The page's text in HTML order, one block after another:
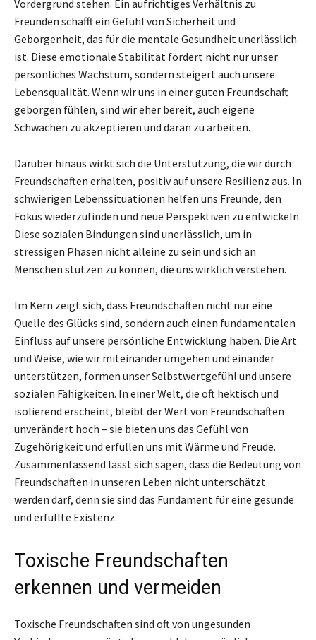
Vordergrund stehen. Ein aufrichtiges Verhältnis zu
Freunden schafft ein Gefühl von Sicherheit und
Geborgenheit, das für die mentale Gesundheit unerlässlich
ist. Diese emotionale Stabilität fördert nicht nur unser
persönliches Wachstum, sondern steigert auch unsere
Lebensqualität. Wenn wir uns in einer guten Freundschaft
geborgen fühlen, sind wir eher bereit, auch eigene
Schwächen zu akzeptieren und daran zu arbeiten.
Darüber hinaus wirkt sich die Unterstützung, die wir durch
Freundschaften erhalten, positiv auf unsere Resilienz aus. In
schwierigen Lebenssituationen helfen uns Freunde, den
Fokus wiederzufinden und neue Perspektiven zu entwickeln.
Diese sozialen Bindungen sind unerlässlich, um in
stressigen Phasen nicht alleine zu sein und sich an
Menschen stützen zu können, die uns wirklich verstehen.
Im Kern zeigt sich, dass Freundschaften nicht nur eine
Quelle des Glücks sind, sondern auch einen fundamentalen
Einfluss auf unsere persönliche Entwicklung haben. Die Art
und Weise, wie wir miteinander umgehen und einander
unterstützen, formen unser Selbstwertgefühl und unsere
sozialen Fähigkeiten. In einer Welt, die oft hektisch und
isolierend erscheint, bleibt der Wert von Freundschaften
unverändert hoch – sie bieten uns das Gefühl von
Zugehörigkeit und erfüllen uns mit Wärme und Freude.
Zusammenfassend lässt sich sagen, dass die Bedeutung von
Freundschaften in unseren Leben nicht unterschätzt
werden darf, denn sie sind das Fundament für eine gesunde
und erfüllte Existenz.
Toxische Freundschaften
erkennen und vermeiden
Toxische Freundschaften sind oft von ungesunden